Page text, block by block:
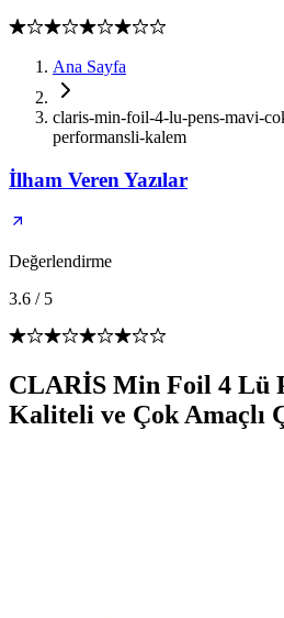
Ana Sayfa
claris-min-foil-4-lu-pens-mavi-
performansli-kalem
İlham Veren Yazılar
Değerlendirme
3.6 / 5
CLARİS Min Foil 4 Lü
Kaliteli ve Çok Amaçlı